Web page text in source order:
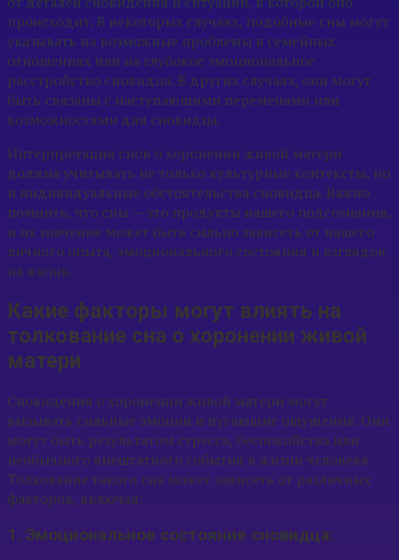
происходит. В некоторых случаях, подобные сны могут
указывать на возможные проблемы в семейных
отношениях или на глубокое эмоциональное
расстройство сновидца. В других случаях, они могут
быть связаны с наступающими переменами или
возможностями для сновидца.
Интерпретация снов о хоронении живой матери
должна учитывать не только культурные контексты, но
и индивидуальные обстоятельства сновидца. Важно
помнить, что сны — это продукты нашего подсознания,
и их значение может быть сильно зависеть от нашего
личного опыта, эмоционального состояния и взглядов
на жизнь.
Какие факторы могут влиять на
толкование сна о хоронении живой
матери
Сновидения о хоронении живой матери могут
вызывать сильные эмоции и пугающие ощущения. Они
могут быть результатом стресса, беспокойства или
необычного внештатного события в жизни человека.
Толкование такого сна может зависеть от различных
факторов, включая:
1. Эмоциональное состояние сновидца: